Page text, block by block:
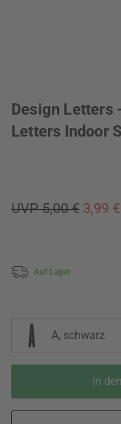
Design Letters
Letters Indoor
UVP 5,00 € 3,99 €
Auf Lager
A, schwarz
In